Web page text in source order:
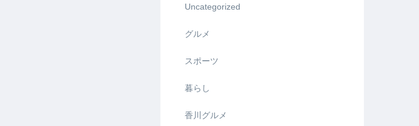
Uncategorized
グルメ
スポーツ
暮らし
香川グルメ